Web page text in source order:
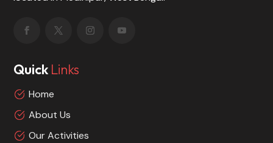
Quick Links
Home
About Us
Our Activities